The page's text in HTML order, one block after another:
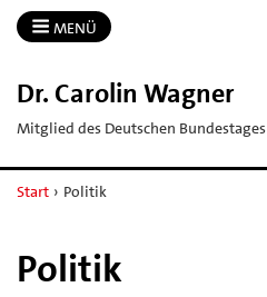
MENÜ
Dr.​ Carolin Wagner
Mitglied des Deutschen Bundestages
Start › Politik
Politik